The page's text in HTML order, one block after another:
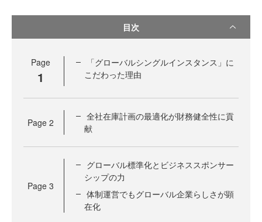
目次
Page
1
「グローバルシングルインスタンス」に
こだわった理由
Page 2
全社在庫計画の最適化が財務健全性に貢
献
Page 3
グローバル標準化とビジネススポンサー
シップの力
体制運営でもグローバル企業らしさが顕
在化